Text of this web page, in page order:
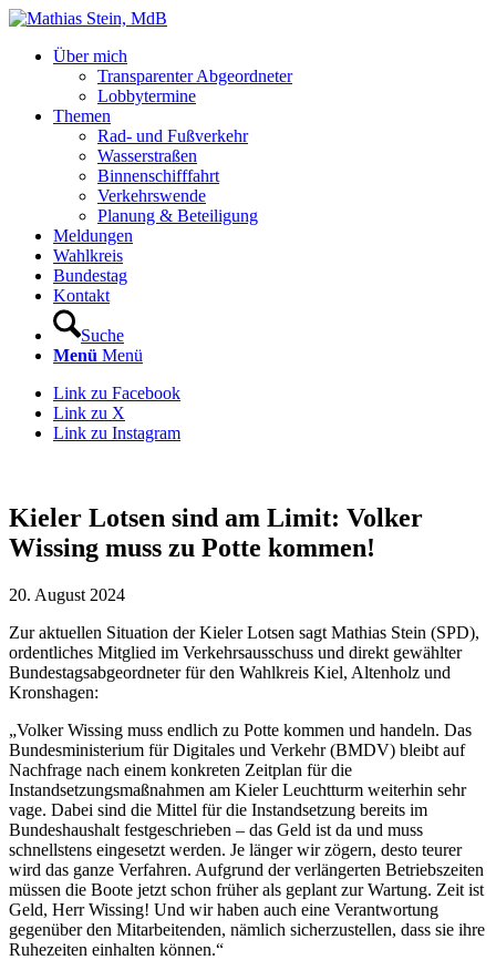
Über mich
Transparenter Abgeordneter
Lobbytermine
Themen
Rad- und Fußverkehr
Wasserstraßen
Binnenschifffahrt
Verkehrswende
Planung & Beteiligung
Meldungen
Wahlkreis
Bundestag
Kontakt
Suche
Menü Menü
Link zu Facebook
Link zu X
Link zu Instagram
Kieler Lotsen sind am Limit: Volker
Wissing muss zu Potte kommen!
20. August 2024
Zur aktuellen Situation der Kieler Lotsen sagt Mathias Stein (SPD),
ordentliches Mitglied im Verkehrsausschuss und direkt gewählter
Bundestagsabgeordneter für den Wahlkreis Kiel, Altenholz und
Kronshagen:
„Volker Wissing muss endlich zu Potte kommen und handeln. Das
Bundesministerium für Digitales und Verkehr (BMDV) bleibt auf
Nachfrage nach einem konkreten Zeitplan für die
Instandsetzungsmaßnahmen am Kieler Leuchtturm weiterhin sehr
vage. Dabei sind die Mittel für die Instandsetzung bereits im
Bundeshaushalt festgeschrieben – das Geld ist da und muss
schnellstens eingesetzt werden. Je länger wir zögern, desto teurer
wird das ganze Verfahren. Aufgrund der verlängerten Betriebszeiten
müssen die Boote jetzt schon früher als geplant zur Wartung. Zeit ist
Geld, Herr Wissing! Und wir haben auch eine Verantwortung
gegenüber den Mitarbeitenden, nämlich sicherzustellen, dass sie ihre
Ruhezeiten einhalten können.“